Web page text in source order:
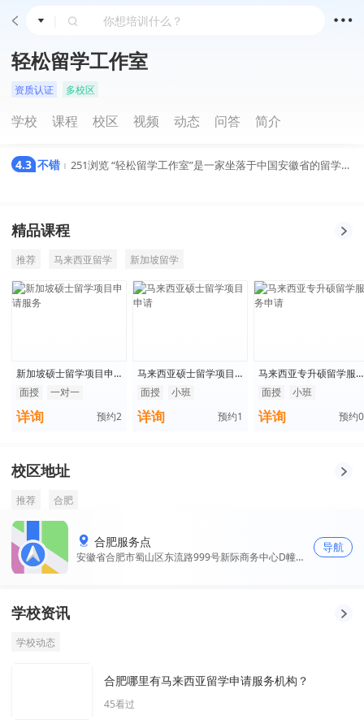
轻松留学工作室
资质认证 多校区
学校 课程 校区 视频 动态 问答 简介
4.3 不错 | 251浏览“轻松留学工作室”是一家坐落于中国安徽省的留学机构，致力于高性价比的新加坡留学服务
精品课程
推荐 马来西亚留学 新加坡留学
新加坡硕士留学项目申
请服务
面授 一对一
详询 预约2
马来西亚硕士留学项目
申请
面授 小班
详询 预约1
马来西亚专升硕留学服
务申请
面授 小班
详询 预约0
校区地址
推荐 合肥
合肥服务点
安徽省合肥市蜀山区东流路999号新际商务中心D幢
导航
学校资讯
学校动态
合肥哪里有马来西亚留学申请服务机构？
45看过